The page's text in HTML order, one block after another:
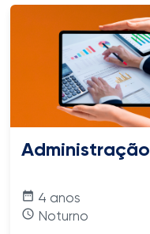
Administração
date_range 4 anos
access_time Noturno